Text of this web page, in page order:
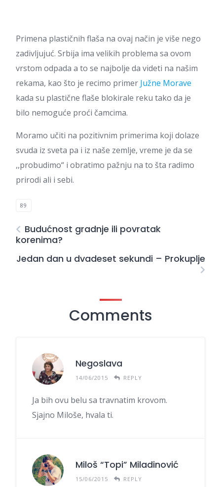
Primena plastičnih flaša na ovaj način je više nego
zadivljujuć. Srbija ima velikih problema sa ovom
vrstom odpada a to se najbolje da videti na našim
rekama, kao što je recimo primer Južne Morave
kada su plastične flaše blokirale reku tako da je
bilo nemoguće proći čamcima.
Moramo učiti na pozitivnim primerima koji dolaze
svuda iz sveta pa i iz naše zemlje, vreme je da se
,,probudimo“ i obratimo pažnju na to šta radimo
prirodi ali i sebi.
89
Budućnost gradnje ili povratak
korenima?
Jedan dan u dvadeset sekundi – Prokuplje
Comments
Negoslava
14/06/2015 REPLY
Ja bih ovu belu sa travnatim krovom.
Sjajno Miloše, hvala ti.
Miloš “Topi” Miladinović
15/06/2015 REPLY